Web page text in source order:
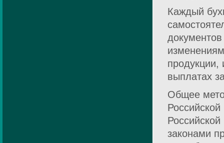
Каждый
продукции,
выплатах
Общее
законами